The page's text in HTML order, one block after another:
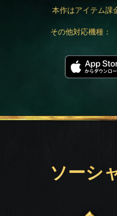
本作はアイテム課
その他対応機種：
ソーシ